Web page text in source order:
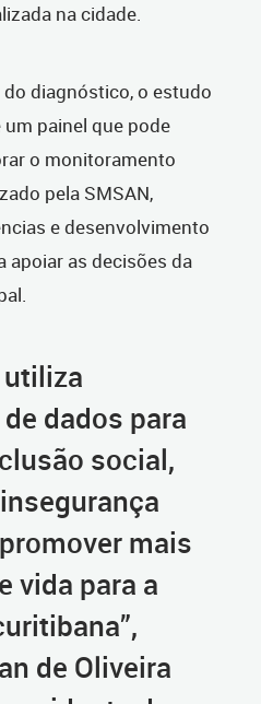
na cidade.
diagnóstico, o estudo
painel que pode
o monitoramento
pela SMSAN,
e desenvolvimento
apoiar as decisões da
utiliza
dados para
social,
mais
vida para a
de Oliveira